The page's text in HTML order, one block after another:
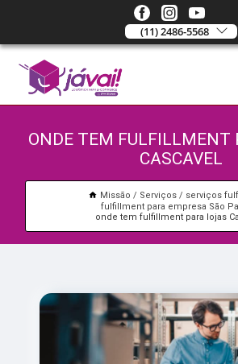
(11) 2486-5568
ONDE TEM FULFILLMENT
CASCAVEL
Missão Serviços
serviços
fulfillment para empresa São
onde tem fulfillment para lojas